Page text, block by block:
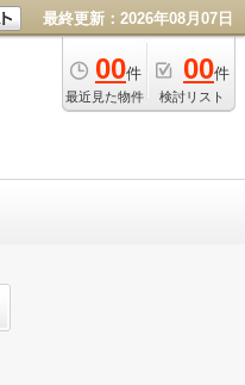
最終更新：2026年08月07日
00件
最近見た物件
00件
検討リスト